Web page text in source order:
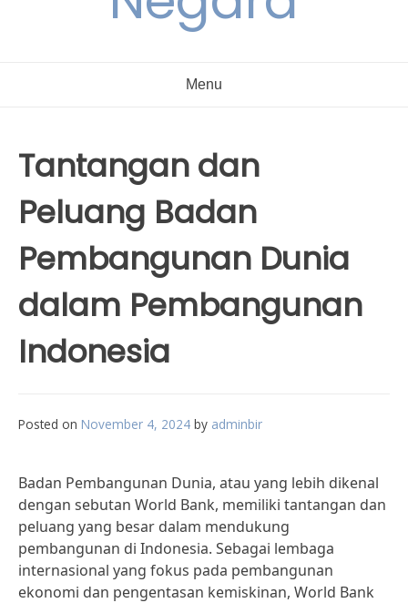
Menu
Tantangan dan
Peluang Badan
Pembangunan Dunia
dalam Pembangunan
Indonesia
Posted on November 4, 2024 by adminbir
Badan Pembangunan Dunia, atau yang lebih dikenal
dengan sebutan World Bank, memiliki tantangan dan
peluang yang besar dalam mendukung
pembangunan di Indonesia. Sebagai lembaga
internasional yang fokus pada pembangunan
ekonomi dan pengentasan kemiskinan, World Bank